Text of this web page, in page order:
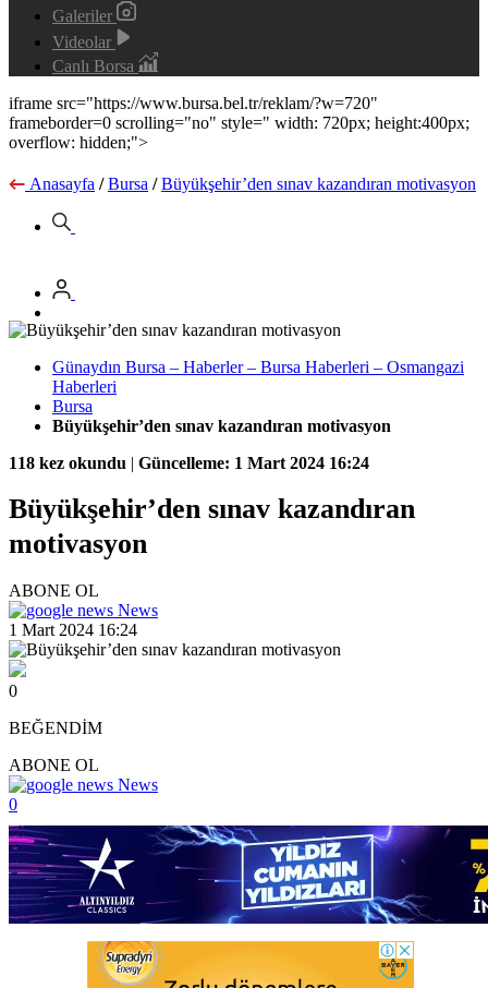
Galeriler
Videolar
Canlı Borsa
iframe src="https://www.bursa.bel.tr/reklam/?w=720"
frameborder=0 scrolling="no" style=" width: 720px; height:400px;
overflow: hidden;">
Anasayfa / Bursa / Büyükşehir’den sınav kazandıran motivasyon
Günaydın Bursa – Haberler – Bursa Haberleri – Osmangazi
Haberleri
Bursa
Büyükşehir’den sınav kazandıran motivasyon
118 kez okundu | Güncelleme: 1 Mart 2024 16:24
Büyükşehir’den sınav kazandıran
motivasyon
ABONE OL
News
1 Mart 2024 16:24
0
BEĞENDİM
ABONE OL
News
0